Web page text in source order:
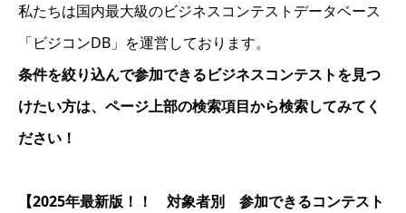
私たちは国内最大級のビジネスコンテストデータベース
「ビジコンDB」を運営しております。
条件を絞り込んで参加できるビジネスコンテストを見つ
けたい方は、ページ上部の検索項目から検索してみてく
ださい！
【2025年最新版！！ 対象者別 参加できるコンテスト